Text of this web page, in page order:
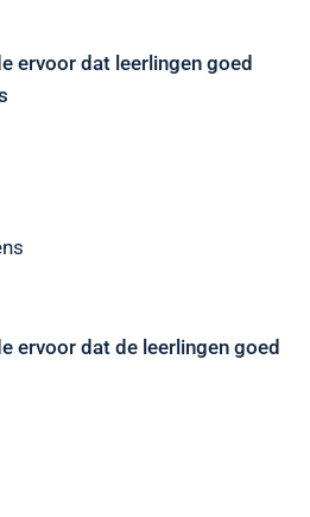
ervoor dat leerlingen goed
ervoor dat de leerlingen goed